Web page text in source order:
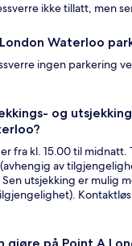
ikke tillatt, men
Waterloo
ingen parkering
og
fra kl. 15.00 til midnatt.
(avhengig av
Sen utsjekking er mulig